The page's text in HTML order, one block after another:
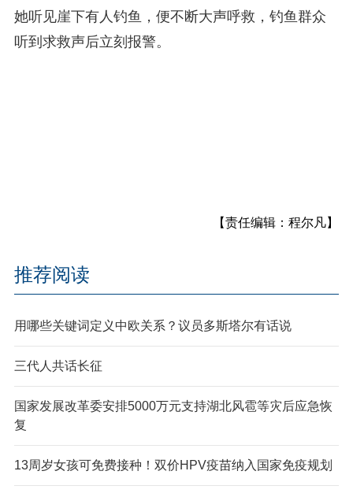
她听见崖下有人钓鱼，便不断大声呼救，钓鱼群众
听到求救声后立刻报警。
【责任编辑：程尔凡】
推荐阅读
用哪些关键词定义中欧关系？议员多斯塔尔有话说
三代人共话长征
国家发展改革委安排5000万元支持湖北风雹等灾后应急恢
复
13周岁女孩可免费接种！双价HPV疫苗纳入国家免疫规划